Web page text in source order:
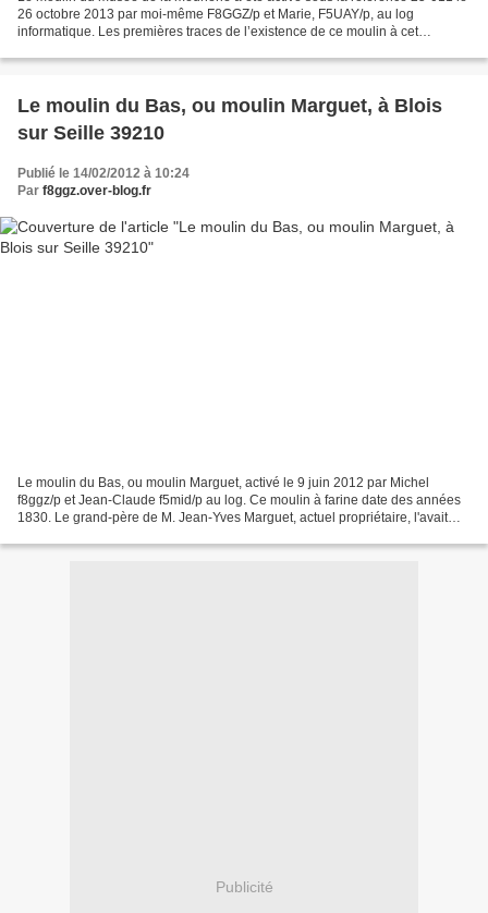
26 octobre 2013 par moi-même F8GGZ/p et Marie, F5UAY/p, au log
informatique. Les premières traces de l’existence de ce moulin à cet
Le moulin du Bas, ou moulin Marguet, à Blois
sur Seille 39210
Publié le 14/02/2012 à 10:24
Par f8ggz.over-blog.fr
Le moulin du Bas, ou moulin Marguet, activé le 9 juin 2012 par Michel
f8ggz/p et Jean-Claude f5mid/p au log. Ce moulin à farine date des années
1830. Le grand-père de M. Jean-Yves Marguet, actuel propriétaire, l'avait
Publicité